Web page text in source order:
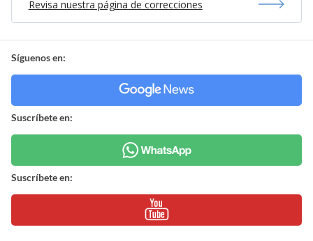
Revisa nuestra página de correcciones
Síguenos en:
Suscríbete en:
Suscríbete en: